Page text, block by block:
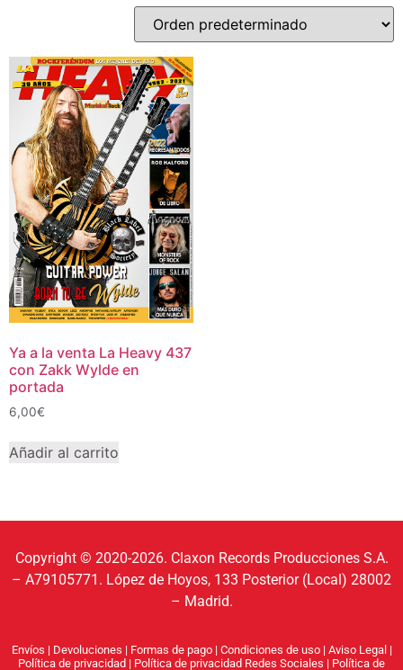
Ya a la venta La Heavy 437
con Zakk Wylde en
portada
6,00€
Añadir al carrito
Copyright © 2020-2026. Claxon Records Producciones S.A.
– A79105771. López de Hoyos, 133 Posterior (Local) 28002
– Madrid.
Envíos | Devoluciones | Formas de pago| Condiciones de uso| Aviso Legal |
Política de privacidad | Política de privacidad Redes Sociales | Política de